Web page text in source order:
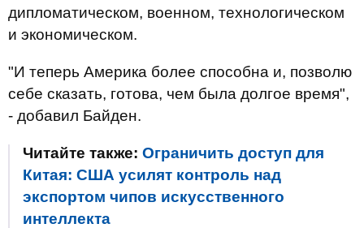
дипломатическом, военном, технологическом
и экономическом.
"И теперь Америка более способна и, позволю
себе сказать, готова, чем была долгое время",
- добавил Байден.
Читайте также: Ограничить доступ для
Китая: США усилят контроль над
экспортом чипов искусственного
интеллекта